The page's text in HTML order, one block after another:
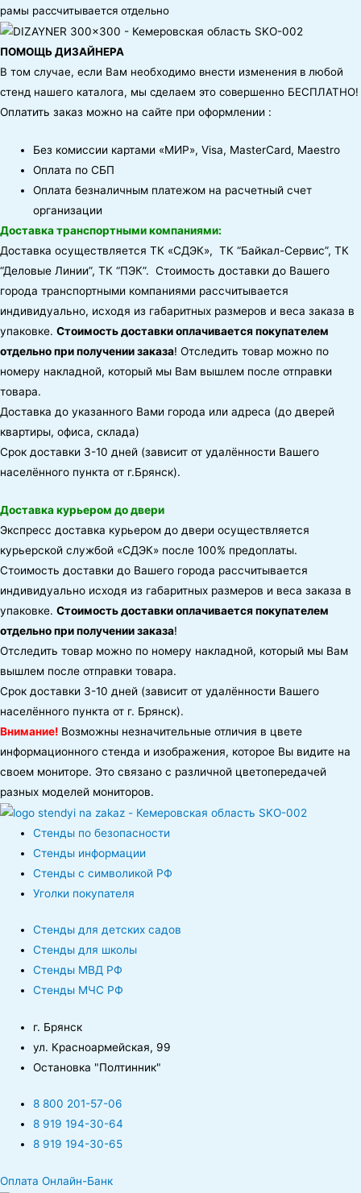
рамы рассчитывается отдельно
ПОМОЩЬ ДИЗАЙНЕРА
В том случае, если Вам необходимо внести изменения в любой
стенд нашего каталога, мы сделаем это совершенно БЕСПЛАТНО!
Оплатить заказ можно на сайте при оформлении :
Без комиссии картами «МИР», Visa, MasterCard, Maestro
Оплата по СБП
Оплата безналичным платежом на расчетный счет
организации
Доставка транспортными компаниями:
Доставка осуществляется ТК «СДЭК», ТК “Байкал-Сервис”, ТК
“Деловые Линии”, ТК “ПЭК”. Стоимость доставки до Вашего
города транспортными компаниями рассчитывается
индивидуально, исходя из габаритных размеров и веса заказа в
упаковке. Стоимость доставки оплачивается покупателем
отдельно при получении заказа! Отследить товар можно по
номеру накладной, который мы Вам вышлем после отправки
товара.
Доставка до указанного Вами города или адреса (до дверей
квартиры, офиса, склада)
Срок доставки 3-10 дней (зависит от удалённости Вашего
населённого пункта от г.Брянск).
Доставка курьером до двери
Экспресс доставка курьером до двери осуществляется
курьерской службой «СДЭК» после 100% предоплаты.
Стоимость доставки до Вашего города рассчитывается
индивидуально исходя из габаритных размеров и веса заказа в
упаковке. Стоимость доставки оплачивается покупателем
отдельно при получении заказа!
Отследить товар можно по номеру накладной, который мы Вам
вышлем после отправки товара.
Срок доставки 3-10 дней (зависит от удалённости Вашего
населённого пункта от г. Брянск).
Внимание! Возможны незначительные отличия в цвете
информационного стенда и изображения, которое Вы видите на
своем мониторе. Это связано с различной цветопередачей
разных моделей мониторов.
Стенды по безопасности
Стенды информации
Стенды с символикой РФ
Уголки покупателя
Стенды для детских садов
Стенды для школы
Стенды МВД РФ
Стенды МЧС РФ
г. Брянск
ул. Красноармейская, 99
Остановка "Полтинник"
8 800 201-57-06
8 919 194-30-64
8 919 194-30-65
Оплата Онлайн-Банк